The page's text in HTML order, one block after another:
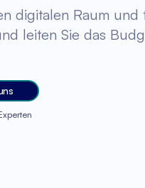
digitalen Raum
leiten Sie das